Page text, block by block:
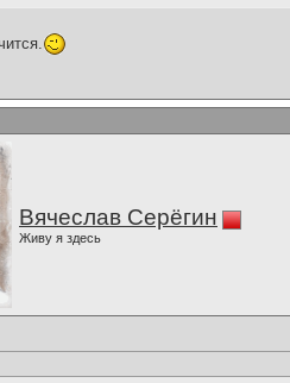
Вячеслав Серёгин
Живу я здесь